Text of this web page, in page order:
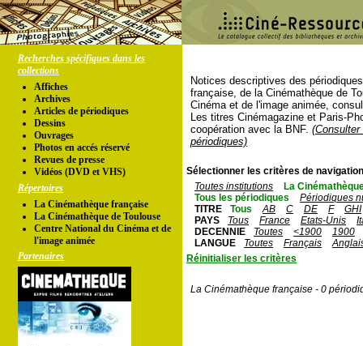
Recherches spécifiques dans les
collections
Affiches
Archives
Articles de périodiques
Dessins
Ouvrages
Photos en accés réservé
Revues de presse
Vidéos (DVD et VHS)
Répertoires
La Cinémathèque française
La Cinémathèque de Toulouse
Centre National du Cinéma et de
l'image animée
Partenaires
Notices descriptives des
française, de la Cinémathèque de
Cinéma et de l'image animée,
Les titres Cinémagazine et Paris-
coopération avec la BNF.
périodiques)
Sélectionner les critères de
Toutes institutions
La
Tous les périodiques
Périodiques
TITRE
Tous AB C DE F
GHI
PAYS
Tous France Etats-Unis
DECENNIE
Toutes <1900
1900
LANGUE
Toutes Français
Réinitialiser les critères
La Cinémathèque française - 0